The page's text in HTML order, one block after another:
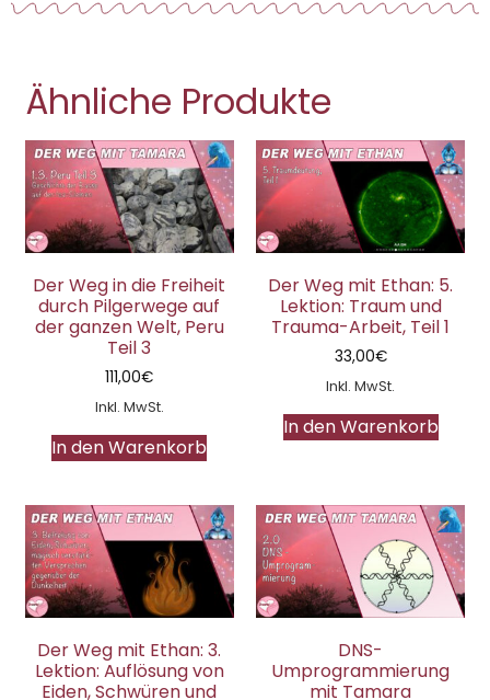
Ähnliche Produkte
Der Weg in die Freiheit
durch Pilgerwege auf
der ganzen Welt, Peru
Teil 3
111,00€
Inkl. MwSt.
In den Warenkorb
Der Weg mit Ethan: 5.
Lektion: Traum und
Trauma-Arbeit, Teil 1
33,00€
Inkl. MwSt.
In den Warenkorb
Der Weg mit Ethan: 3.
Lektion: Auflösung von
Eiden, Schwüren und
DNS-
Umprogrammierung
mit Tamara